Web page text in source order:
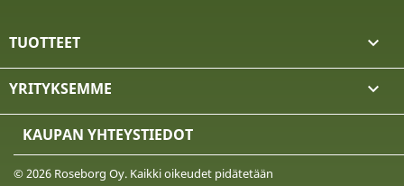
TUOTTEET 
YRITYKSEMME 
KAUPAN YHTEYSTIEDOT
© 2026 Roseborg Oy. Kaikki oikeudet pidätetään